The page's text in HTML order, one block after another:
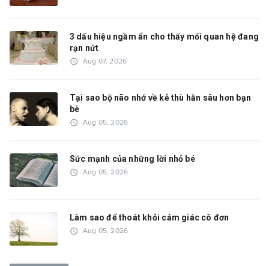
3 dấu hiệu ngầm ẩn cho thấy mối quan hệ đang
rạn nứt
access_time Aug 07, 2026
Tại sao bộ não nhớ về kẻ thù hằn sâu hơn bạn
bè
access_time Aug 05, 2026
Sức mạnh của những lời nhỏ bé
access_time Aug 05, 2026
Làm sao để thoát khỏi cảm giác cô đơn
access_time Aug 05, 2026